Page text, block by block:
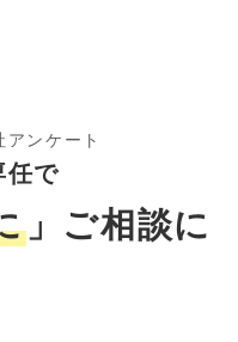
ンケート
任で
」ご相談に